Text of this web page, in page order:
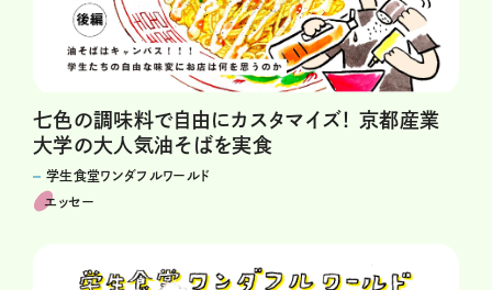
七色の調味料で自由にカスタマイズ！ 京都産業
大学の大人気油そばを実食
学生食堂ワンダフルワールド
エッセー